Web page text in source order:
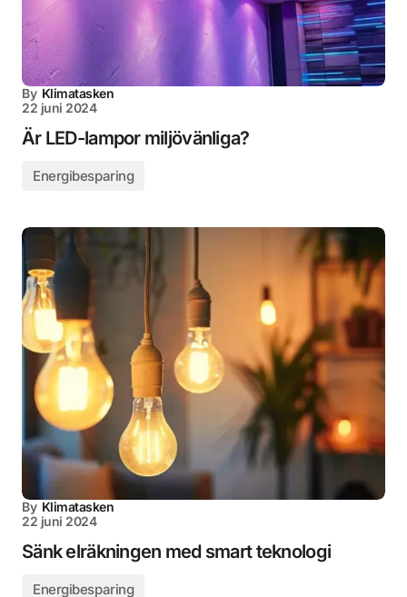
By Klimatasken
22 juni 2024
Är LED-lampor miljövänliga?
Energibesparing
By Klimatasken
22 juni 2024
Sänk elräkningen med smart teknologi
Energibesparing